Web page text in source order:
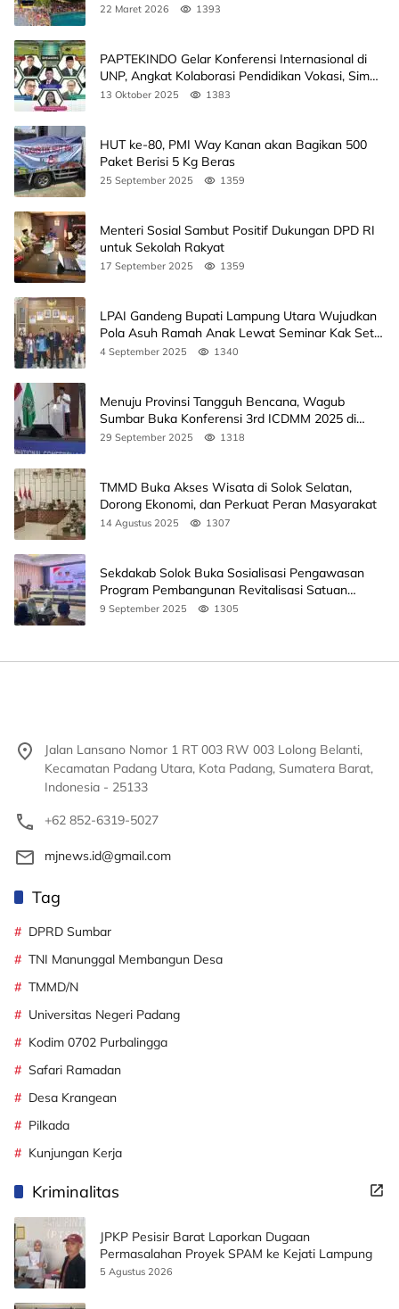
22 Maret 2026 1393
PAPTEKINDO Gelar Konferensi Internasional di
UNP, Angkat Kolaborasi Pendidikan Vokasi, Simak
Agendanya
13 Oktober 2025 1383
HUT ke-80, PMI Way Kanan akan Bagikan 500
Paket Berisi 5 Kg Beras
25 September 2025 1359
Menteri Sosial Sambut Positif Dukungan DPD RI
untuk Sekolah Rakyat
17 September 2025 1359
LPAI Gandeng Bupati Lampung Utara Wujudkan
Pola Asuh Ramah Anak Lewat Seminar Kak Seto,
Ini Jadwalnya
4 September 2025 1340
Menuju Provinsi Tangguh Bencana, Wagub
Sumbar Buka Konferensi 3rd ICDMM 2025 di
Unand
29 September 2025 1318
TMMD Buka Akses Wisata di Solok Selatan,
Dorong Ekonomi, dan Perkuat Peran Masyarakat
14 Agustus 2025 1307
Sekdakab Solok Buka Sosialisasi Pengawasan
Program Pembangunan Revitalisasi Satuan
Pendidikan
9 September 2025 1305
Jalan Lansano Nomor 1 RT 003 RW 003 Lolong Belanti,
Kecamatan Padang Utara, Kota Padang, Sumatera Barat,
Indonesia - 25133
+62 852-6319-5027
mjnews.id@gmail.com
Tag
DPRD Sumbar
TNI Manunggal Membangun Desa
TMMD/N
Universitas Negeri Padang
Kodim 0702 Purbalingga
Safari Ramadan
Desa Krangean
Pilkada
Kunjungan Kerja
Kriminalitas
JPKP Pesisir Barat Laporkan Dugaan
Permasalahan Proyek SPAM ke Kejati Lampung
5 Agustus 2026